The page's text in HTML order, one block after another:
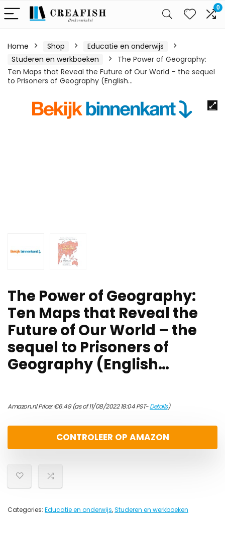
0
Home Shop
Educatie en onderwijs
Studeren en werkboeken
The Power of Geography:
Ten Maps that Reveal the Future of Our World – the sequel
to Prisoners of Geography (English…
The Power of Geography:
Ten Maps that Reveal the
Future of Our World – the
sequel to Prisoners of
Geography (English…
Amazon.nl Price:€6.49(as of 11/08/2022 18:04 PST-Details)
CONTROLEER OP AMAZON
Categories: Educatie en onderwijs,Studeren en werkboeken